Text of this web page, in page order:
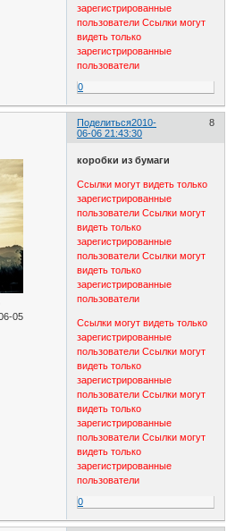
зарегистрированные
пользователи Ссылки могут
видеть только
зарегистрированные
пользователи
0
Поделиться 8
2010-
06-06 21:43:30
05
коробки из бумаги
Ссылки могут видеть только
зарегистрированные
пользователи Ссылки могут
видеть только
зарегистрированные
пользователи Ссылки могут
видеть только
зарегистрированные
пользователи
Ссылки могут видеть только
зарегистрированные
пользователи Ссылки могут
видеть только
зарегистрированные
пользователи Ссылки могут
видеть только
зарегистрированные
пользователи Ссылки могут
видеть только
зарегистрированные
пользователи
0